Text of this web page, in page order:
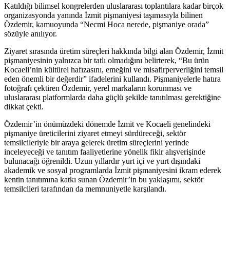
Katıldığı bilimsel kongrelerden uluslararası toplantılara kadar birçok
organizasyonda yanında İzmit pişmaniyesi taşımasıyla bilinen
Özdemir, kamuoyunda “Necmi Hoca nerede, pişmaniye orada”
sözüyle anılıyor.
Ziyaret sırasında üretim süreçleri hakkında bilgi alan Özdemir, İzmit
pişmaniyesinin yalnızca bir tatlı olmadığını belirterek, “Bu ürün
Kocaeli’nin kültürel hafızasını, emeğini ve misafirperverliğini temsil
eden önemli bir değerdir” ifadelerini kullandı. Pişmaniyelerle hatıra
fotoğrafı çektiren Özdemir, yerel markaların korunması ve
uluslararası platformlarda daha güçlü şekilde tanıtılması gerektiğine
dikkat çekti.
Özdemir’in önümüzdeki dönemde İzmit ve Kocaeli genelindeki
pişmaniye üreticilerini ziyaret etmeyi sürdüreceği, sektör
temsilcileriyle bir araya gelerek üretim süreçlerini yerinde
inceleyeceği ve tanıtım faaliyetlerine yönelik fikir alışverişinde
bulunacağı öğrenildi. Uzun yıllardır yurt içi ve yurt dışındaki
akademik ve sosyal programlarda İzmit pişmaniyesini ikram ederek
kentin tanıtımına katkı sunan Özdemir’in bu yaklaşımı, sektör
temsilcileri tarafından da memnuniyetle karşılandı.